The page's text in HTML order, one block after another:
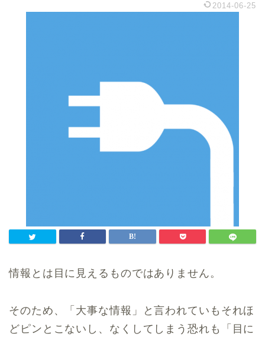
2014-06-25
情報とは目に見えるものではありません。
そのため、「大事な情報」と言われていもそれほ
どピンとこないし、なくしてしまう恐れも「目に